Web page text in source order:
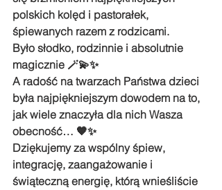
polskich kolęd i pastorałek,
śpiewanych razem z rodzicami.
Było słodko, rodzinnie i absolutnie
magicznie 🪄💫✨
A radość na twarzach Państwa dzieci
była najpiękniejszym dowodem na to,
jak wiele znaczyła dla nich Wasza
obecność… 🧡✨
Dziękujemy za wspólny śpiew,
integrację, zaangażowanie i
świąteczną energię, którą wnieśliście